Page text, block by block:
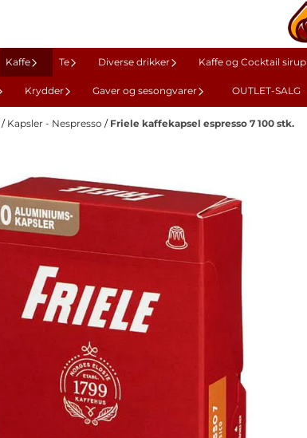
Kaffe Te Diverse drikker Kaffe og Cocktail sirup
Krydder Gaver og sesongvarer OUTLET-SALG
/ Kapsler - Nespresso / Friele kaffekapsel espresso 7 100 stk.